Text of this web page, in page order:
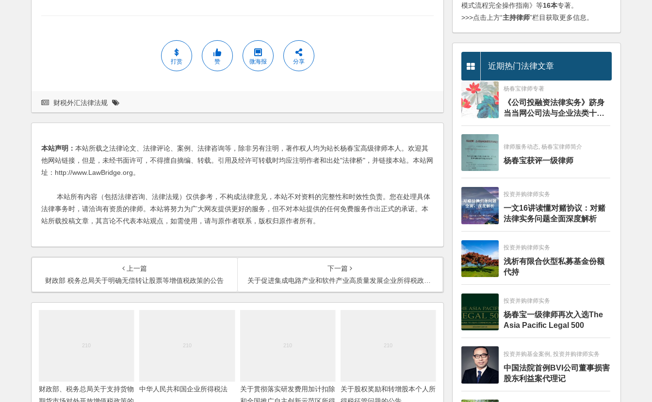
打赏 赞 微海报 分享
财税外汇法律法规
本站声明： 本站所载之法律论文、法律评论、案例、法律咨询等，除非另有注明，著作权人均为站长杨春宝高级律师本人。欢迎其
他网站链接，但是，未经书面许可，不得擅自摘编、转载。引用及经许可转载时均应注明作者和出处"法律桥"，并链接本站。本站网
址：http://www.LawBridge.org。
本站所有内容（包括法律咨询、法律法规）仅供参考，不构成法律意见，本站不对资料的完整性和时效性负责。您在处理具体
法律事务时，请洽询有资质的律师。本站将努力为广大网友提供更好的服务，但不对本站提供的任何免费服务作出正式的承诺。本
站所载投稿文章，其言论不代表本站观点，如需使用，请与原作者联系，版权归原作者所有。
上一篇
财政部 税务总局关于明确无偿转让股票等增值税政策的公告
下一篇
关于促进集成电路产业和软件产业高质量发展企业所得税政策的公告
财政部、税务总局关于支持货物
中华人民共和国企业所得税法
关于贯彻落实研发费用加计扣除
关于股权奖励和转增股本个人所
模式流程完全操作指南》等16本专著。
>>>点击上方“主持律师”栏目获取更多信息。
近期热门法律文章
杨春宝律师专著
《公司投融资法律实务》跻身
当当网公司法与企业法类十大
畅销图书榜
律师服务动态, 杨春宝律师简介
杨春宝获评一级律师
投资并购律师实务
一文16讲读懂对赌协议：对赌
法律实务问题全面深度解析
投资并购律师实务
浅析有限合伙型私募基金份额
代持
投资并购律师实务
杨春宝一级律师再次入选The
Asia Pacific Legal 500
投资并购基金案例, 投资并购律师实务
中国法院首例BVI公司董事损害
股东利益案代理记